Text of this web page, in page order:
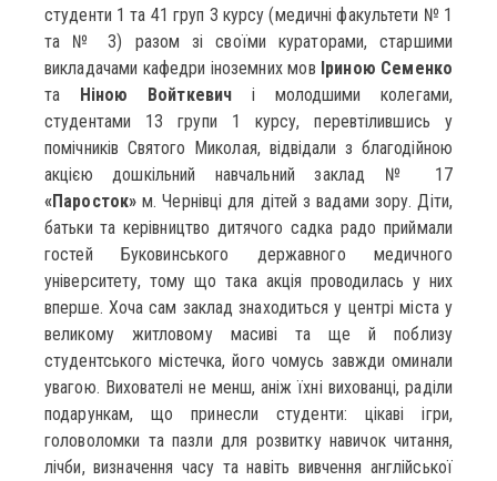
студенти 1 та 41 груп 3 курсу (медичні факультети № 1
та № 3) разом зі своїми кураторами, старшими
викладачами кафедри іноземних мов Іриною Семенко
та Ніною Войткевич і молодшими колегами,
студентами 13 групи 1 курсу, перевтілившись у
помічників Святого Миколая, відвідали з благодійною
акцією дошкільний навчальний заклад № 17
«Паросток» м. Чернівці для дітей з вадами зору. Діти,
батьки та керівництво дитячого садка радо приймали
гостей Буковинського державного медичного
університету, тому що така акція проводилась у них
вперше. Хоча сам заклад знаходиться у центрі міста у
великому житловому масиві та ще й поблизу
студентського містечка, його чомусь завжди оминали
увагою. Вихователі не менш, аніж їхні вихованці, раділи
подарункам, що принесли студенти: цікаві ігри,
головоломки та пазли для розвитку навичок читання,
лічби, визначення часу та навіть вивчення англійської